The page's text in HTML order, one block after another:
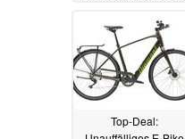
01.11.2025
Top-Deal: